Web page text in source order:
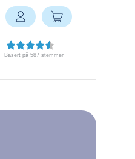
Basert på 587 stemmer
Logg inn
Min handlekurv